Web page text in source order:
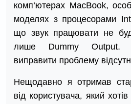
комп’ютерах MacBook,
моделях з процесорами
що звук працювати не
лише Dummy Output.
виправити проблему
Нещодавно я отримав
від користувача, який